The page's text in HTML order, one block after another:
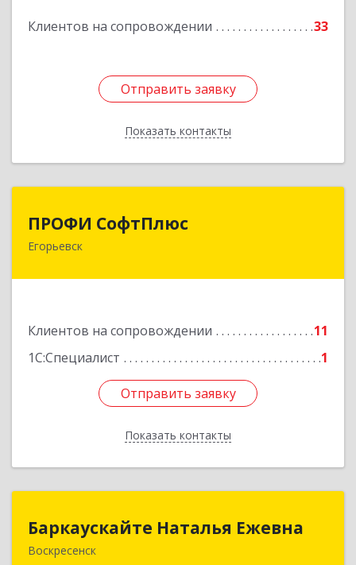
Клиентов на сопровождении 33
Отправить заявку
Показать контакты
Подробнее
Отправить заявку
Назад
ПРОФИ СофтПлюс
Егорьевск
Клиентов на сопровождении
11
1С:Специалист
1
Отправить заявку
Показать контакты
Отправить заявку
Назад
Баркаускайте Наталья Ежевна
Воскресенск
Баркаускайте Наталья Ежевна
140222, Московская обл, Воскресенский р-н,